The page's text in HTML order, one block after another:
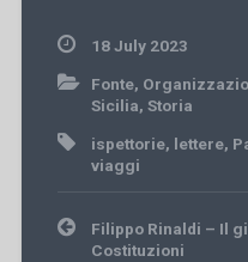
18 July 2023
Fonte,
Sicilia, Storia
ispettorie, lettere,
viaggi
Post
navigation
Filippo Rinaldi – Il
Costituzioni